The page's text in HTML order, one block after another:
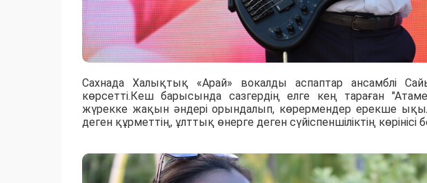
Сахнада Халықтық «Арай» вокалды аспаптар ансамблі
көрсетті.Кеш барысында сазгердің елге кең тараған
жүрекке жақын әндері орындалып, көрермендер ерекше
деген құрметтің, ұлттық өнерге деген сүйіспеншіліктің көрінісі